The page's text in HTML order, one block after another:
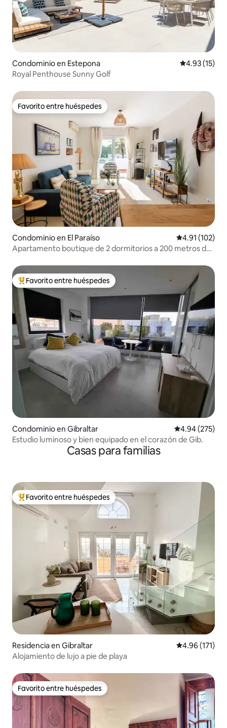
Condominio en Estepona Calificación
4.93 (15)
Royal Penthouse Sunny Golf
Favorito entre huéspedes
Favorito entre huéspedes
Condominio en El Paraíso Calificación
4.91 (102)
Apartamento boutique de 2 dormitorios a 200 metros de
De los mejores en Favorito entre huéspedes
Favorito entre huéspedes
Condominio en Gibraltar Calificación
4.94 (275)
Estudio luminoso y bien equipado en el corazón de Gib.
Casas para familias
De los mejores en Favorito entre huéspedes
Favorito entre huéspedes
Residencia en Gibraltar Calificación
4.96 (171)
Alojamiento de lujo a pie de playa
Favorito entre huéspedes
Favorito entre huéspedes